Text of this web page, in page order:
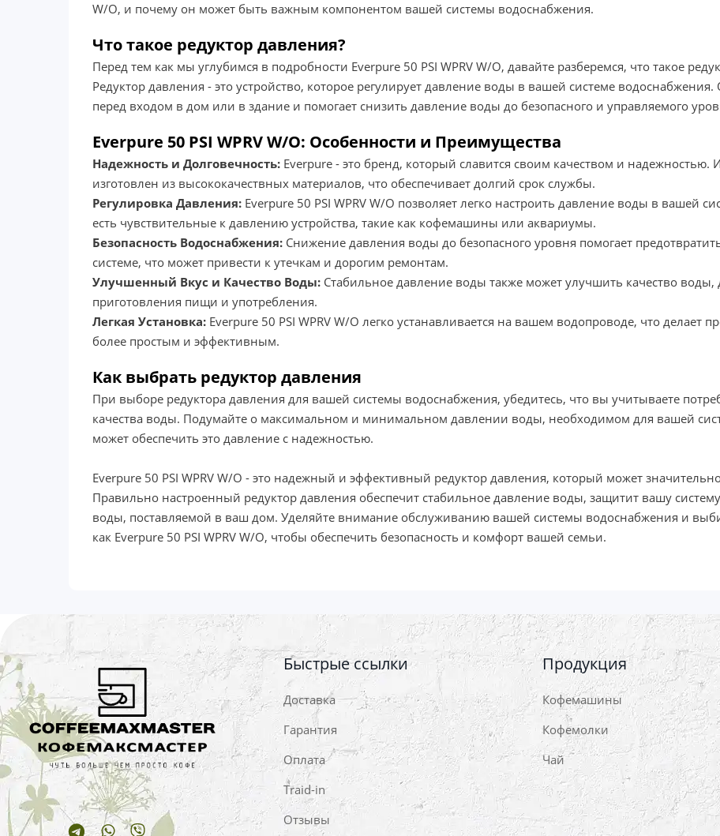
W/O, и почему он может быть важным компонентом вашей системы водоснабжения.
Что такое редуктор давления?
Перед тем как мы углубимся в подробности Everpure 50 PSI WPRV W/O, давайте разберемся, что такое
Редуктор давления - это устройство, которое регулирует давление воды в вашей системе
перед входом в дом или в здание и помогает снизить давление воды до безопасного и управляемого
Everpure 50 PSI WPRV W/O: Особенности и Преимущества
Надежность и Долговечность: Everpure - это бренд, который славится своим качеством и
изготовлен из высококачествных материалов, что обеспечивает долгий срок службы.
Регулировка Давления: Everpure 50 PSI WPRV W/O позволяет легко настроить давление воды в вашей
есть чувствительные к давлению устройства, такие как кофемашины или аквариумы.
Безопасность Водоснабжения: Снижение давления воды до безопасного уровня помогает
системе, что может привести к утечкам и дорогим ремонтам.
Улучшенный Вкус и Качество Воды: Стабильное давление воды также может улучшить качество воды,
приготовления пищи и употребления.
Легкая Установка: Everpure 50 PSI WPRV W/O легко устанавливается на вашем водопроводе, что делает
более простым и эффективным.
Как выбрать редуктор давления
При выборе редуктора давления для вашей системы водоснабжения, убедитесь, что вы учитываете
качества воды. Подумайте о максимальном и минимальном давлении воды, необходимом для вашей
может обеспечить это давление с надежностью.
Everpure 50 PSI WPRV W/O - это надежный и эффективный редуктор давления, который может
Правильно настроенный редуктор давления обеспечит стабильное давление воды, защитит вашу
воды, поставляемой в ваш дом. Уделяйте внимание обслуживанию вашей системы водоснабжения и
как Everpure 50 PSI WPRV W/O, чтобы обеспечить безопасность и комфорт вашей семьи.
TelegramWhatsapp
Viber
Быстрые ссылки
Доставка
Гарантия
Оплата
Traid-in
Отзывы
Продукция
Кофемашины
Кофемолки
Чай